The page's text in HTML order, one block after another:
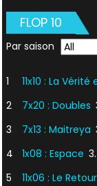
FLOP 10
Par saison
1 11x10 : La
2
7x20 : Doubles
3
7x13 : Maitreya
4
1x08 : Espace
5
11x06 : Le